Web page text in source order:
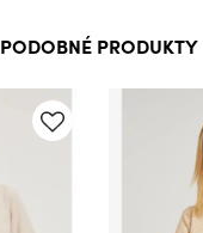
PODOBNÉ PRODUKTY